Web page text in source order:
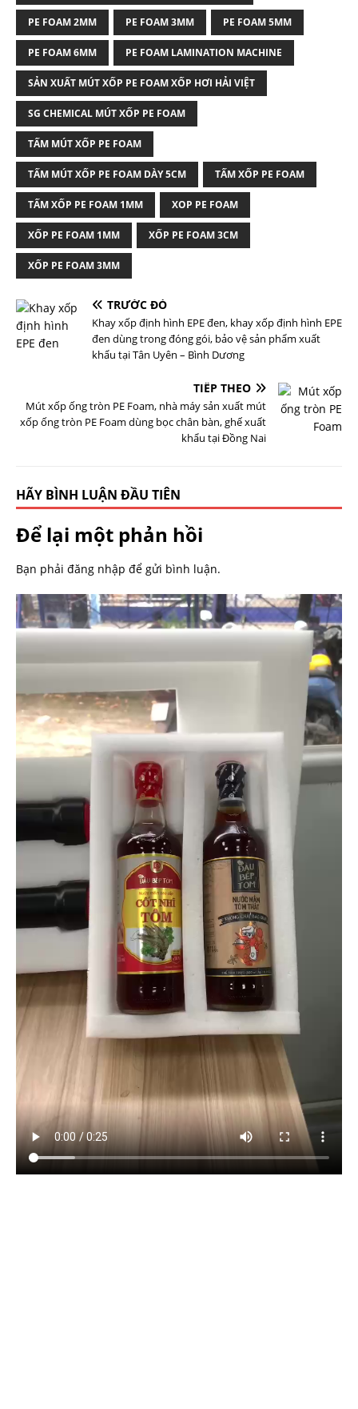
PE FOAM 2MM PE FOAM 3MM PE FOAM 5MM
PE FOAM 6MM PE FOAM LAMINATION MACHINE
SẢN XUẤT MÚT XỐP PE FOAM XỐP HƠI HẢI VIỆT
SG CHEMICAL MÚT XỐP PE FOAM
TẤM MÚT XỐP PE FOAM
TẤM MÚT XỐP PE FOAM DÀY 5CM TẤM XỐP PE FOAM
TẤM XỐP PE FOAM 1MM XOP PE FOAM
XỐP PE FOAM 1MM XỐP PE FOAM 3CM
XỐP PE FOAM 3MM
TRƯỚC ĐÓ
Khay xốp định hình EPE đen, khay xốp định hình EPE
đen dùng trong đóng gói, bảo vệ sản phẩm xuất
khẩu tại Tân Uyên – Bình Dương
TIẾP THEO
Mút xốp ống tròn PE Foam, nhà máy sản xuất mút
xốp ống tròn PE Foam dùng bọc chân bàn, ghế xuất
khẩu tại Đồng Nai
HÃY BÌNH LUẬN ĐẦU TIÊN
Để lại một phản hồi
Bạn phải đăng nhập để gửi bình luận.